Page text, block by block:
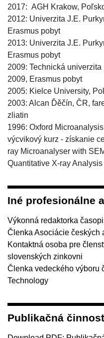
2017: AGH Krakow,
2012: Univerzita J.E.
Erasmus pobyt
2013: Univerzita J.E.
Erasmus pobyt
2009: Technická
2009, Erasmus pobyt
2005: Kielce University,
2003: Alcan Ďěčín, ČR,
zliatin
1996: Oxford
výcvikový kurz - získanie
ray Microanalyser with
Quantitative X-ray Analysis
Iné profesionálne
Výkonná redaktorka
Členka Asociácie českých
Kontaktná osoba pre
slovenských zinkovni
Členka vedeckého výboru
Technology
Publikačná